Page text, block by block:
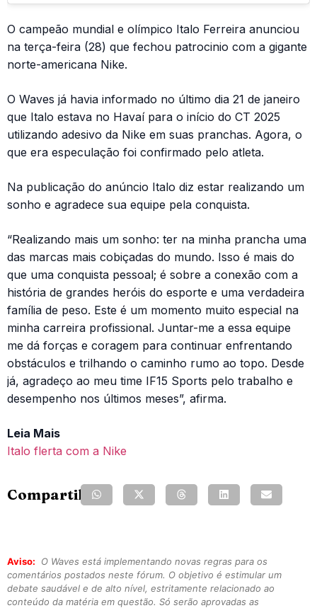
O campeão mundial e olímpico Italo Ferreira anunciou
na terça-feira (28) que fechou patrocinio com a gigante
norte-americana Nike.
O Waves já havia informado no último dia 21 de janeiro
que Italo estava no Havaí para o início do CT 2025
utilizando adesivo da Nike em suas pranchas. Agora, o
que era especulação foi confirmado pelo atleta.
Na publicação do anúncio Italo diz estar realizando um
sonho e agradece sua equipe pela conquista.
“Realizando mais um sonho: ter na minha prancha uma
das marcas mais cobiçadas do mundo. Isso é mais do
que uma conquista pessoal; é sobre a conexão com a
história de grandes heróis do esporte e uma verdadeira
família de peso. Este é um momento muito especial na
minha carreira profissional. Juntar-me a essa equipe
me dá forças e coragem para continuar enfrentando
obstáculos e trilhando o caminho rumo ao topo. Desde
já, agradeço ao meu time IF15 Sports pelo trabalho e
desempenho nos últimos meses”, afirma.
Leia Mais
Italo flerta com a Nike
Compartilhe:
Aviso:
O Waves está implementando novas regras para os
comentários postados neste fórum. O objetivo é estimular um
debate saudável e de alto nível, estritamente relacionado ao
conteúdo da matéria em questão. Só serão aprovadas as